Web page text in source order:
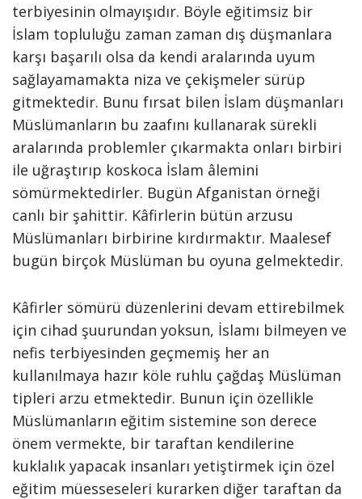
terbiyesinin olmayışıdır. Böyle eğitimsiz bir
İslam topluluğu zaman zaman dış düşmanlara
karşı başarılı olsa da kendi aralarında uyum
sağlayamamakta niza ve çekişmeler sürüp
gitmektedir. Bunu fırsat bilen İslam düşmanları
Müslümanların bu zaafını kullanarak sürekli
aralarında problemler çıkarmakta onları birbiri
ile uğraştırıp koskoca İslam âlemini
sömürmektedirler. Bugün Afganistan örneği
canlı bir şahittir. Kâfirlerin bütün arzusu
Müslümanları birbirine kırdırmaktır. Maalesef
bugün birçok Müslüman bu oyuna gelmektedir.
Kâfirler sömürü düzenlerini devam ettirebilmek
için cihad şuurundan yoksun, İslamı bilmeyen ve
nefis terbiyesinden geçmemiş her an
kullanılmaya hazır köle ruhlu çağdaş Müslüman
tipleri arzu etmektedir. Bunun için özellikle
Müslümanların eğitim sistemine son derece
önem vermekte, bir taraftan kendilerine
kuklalık yapacak insanları yetiştirmek için özel
eğitim müesseseleri kurarken diğer taraftan da